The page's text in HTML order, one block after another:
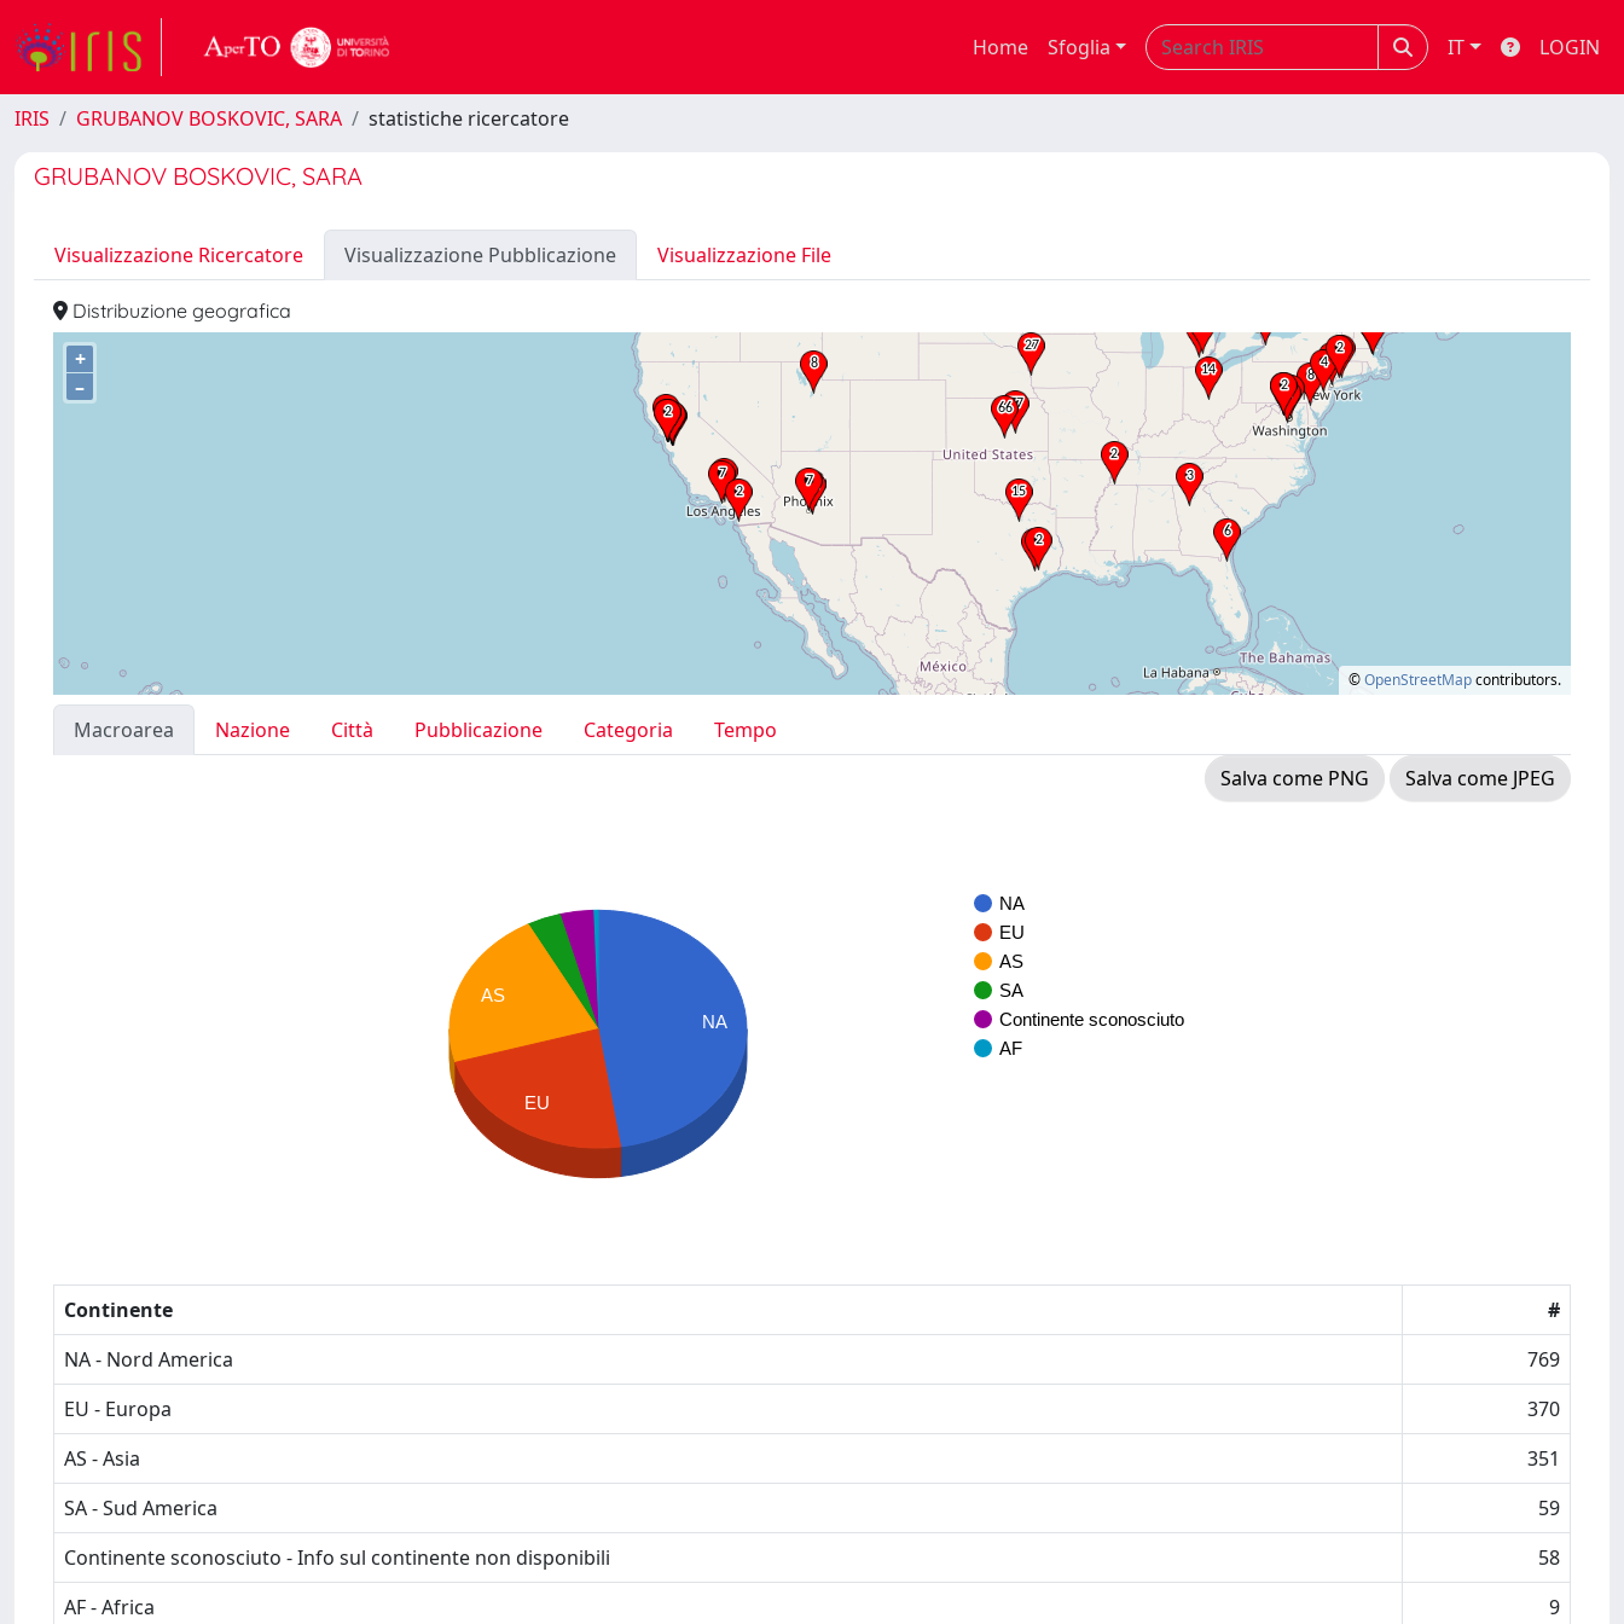
Home Sfoglia IT LOGIN
IRIS GRUBANOV BOSKOVIC, SARA statistiche ricercatore
GRUBANOV BOSKOVIC, SARA
Visualizzazione Ricercatore Visualizzazione Pubblicazione Visualizzazione File
Distribuzione geografica
+
–
©OpenStreetMapcontributors.
Macroarea Nazione Città Pubblicazione Categoria
Tempo
Salva come PNG
Salva come JPEG
NA
EU
AS
SA
Continente sconosciuto
AF
NA
AS
EU
Continente
#
NA - Nord America
769
EU - Europa
370
AS - Asia
351
SA - Sud America
59
Continente sconosciuto - Info sul continente non disponibili
58
AF - Africa
9